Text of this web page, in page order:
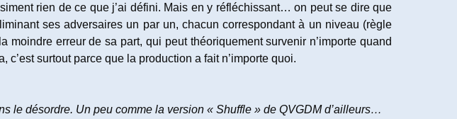
rien de ce que j’ai défini. Mais en y réfléchissant… on peut se dire que
ses adversaires un par un, chacun correspondant à un niveau (règle
moindre erreur de sa part, qui peut théoriquement survenir n’importe quand
surtout parce que la production a fait n’importe quoi.
le désordre. Un peu comme la version « Shuffle » de QVGDM d’ailleurs…